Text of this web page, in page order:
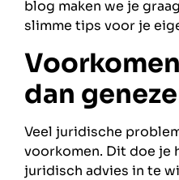
blog maken we je
slimme tips voor je
dan
Veel juridische
voorkomen. Dit doe je
juridisch advies in te